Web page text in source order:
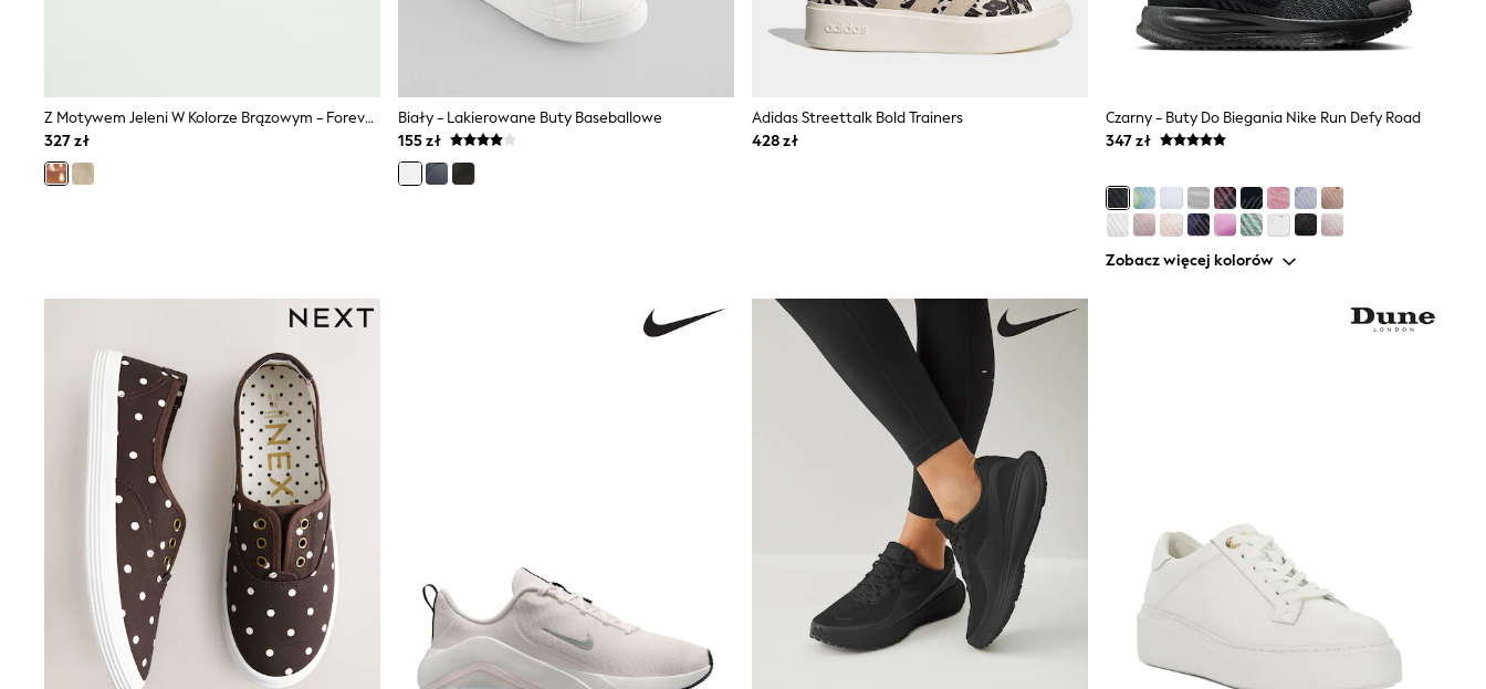
Wedding
Dresses
Shoes
Skirts
Gilets
Teddy Borg
Puffers
Snowsuits
Shop all
Shop All
Disney
Marvel
Paw Patrol
Peppa Pig
Gaming
Spider man
All Girls Sportwear
New In
Trainers
Hoodies & Sweatshirts
Leggings
Swim
Z Motywem Jeleni W Kolorze Brązowym - Forever Comfort® Leather Slim Trainers
327 zł
Biały - Lakierowane Buty Baseballowe
155 zł
Adidas Streettalk Bold Trainers
428 zł
Czarny - Buty Do Biegania Nike Run Defy Road
347 zł
Zobacz więcej kolorów